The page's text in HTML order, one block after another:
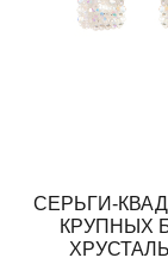
СЕРЬГИ-
КРУПНЫХ